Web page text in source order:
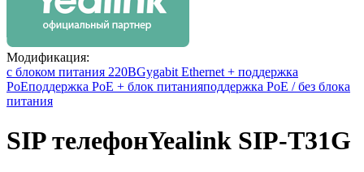
Модификация:
с блоком питания 220ВGygabit Ethernet + поддержка
PoEподдержка PoE + блок питанияподдержка PoE / без блока
питания
SIP телефонYealink SIP-T31G